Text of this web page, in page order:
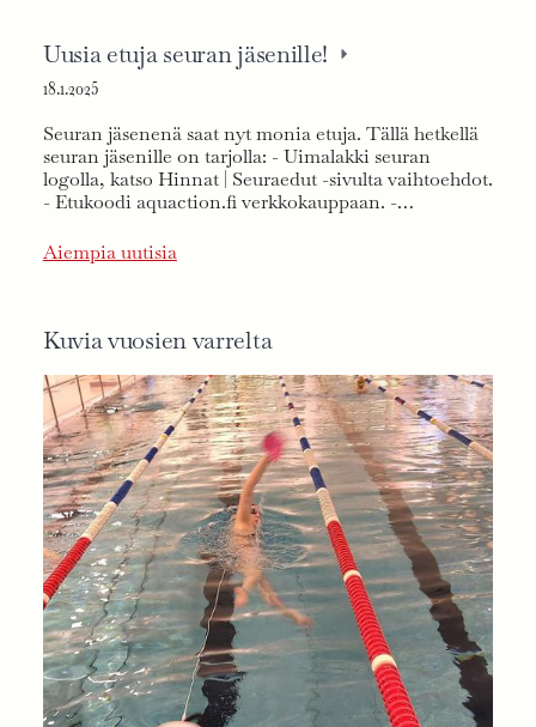
Uusia etuja seuran jäsenille!
18.1.2025
Seuran jäsenenä saat nyt monia etuja. Tällä hetkellä
seuran jäsenille on tarjolla: - Uimalakki seuran
logolla, katso Hinnat | Seuraedut -sivulta vaihtoehdot.
- Etukoodi aquaction.fi verkkokauppaan. -…
Aiempia uutisia
Kuvia vuosien varrelta